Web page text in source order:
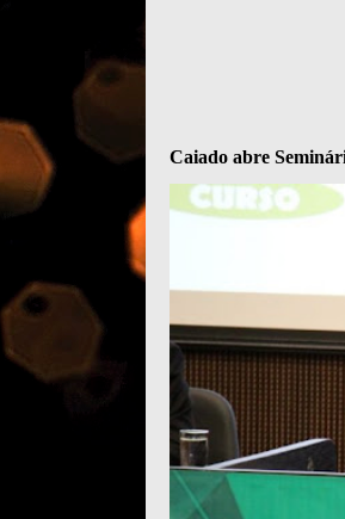
Caiado abre